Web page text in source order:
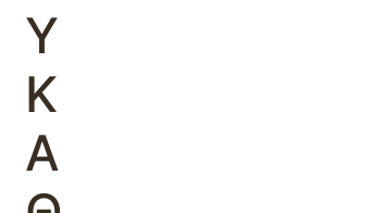
Υ
Κ
Α